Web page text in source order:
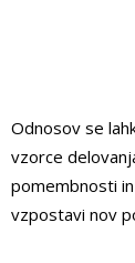
Odnosov se
vzorce
pomembnosti
vzpostavi nov